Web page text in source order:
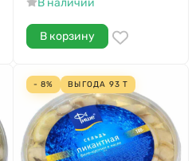
В наличии
В корзину
- 8% ВЫГОДА 93 Т